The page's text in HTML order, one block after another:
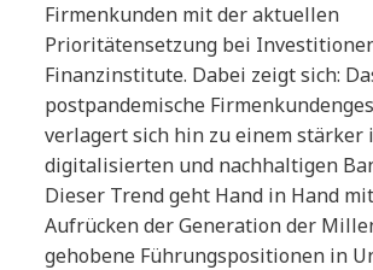
Firmenkunden mit der aktuellen
Prioritätensetzung bei
Finanzinstitute. Dabei zeigt sich:
postpandemische
verlagert sich hin zu einem stärker
digitalisierten und nachhaltigen
Dieser Trend geht Hand in Hand
Aufrücken der Generation der
gehobene Führungspositionen in